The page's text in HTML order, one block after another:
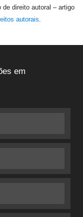
direito autoral – artigo
autorais
em